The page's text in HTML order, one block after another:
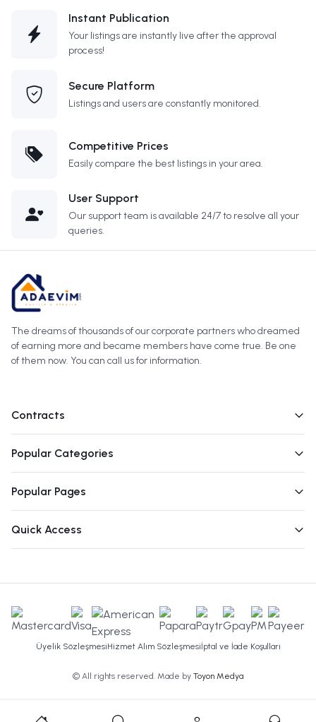
Instant Publication
Your listings are instantly live after the approval
process!
Secure Platform
Listings and users are constantly monitored.
Competitive Prices
Easily compare the best listings in your area.
User Support
Our support team is available 24/7 to resolve all your
queries.
The dreams of thousands of our corporate partners who dreamed
of earning more and became members have come true. Be one
of them now. You can call us for information.
Contracts
Popular Categories
Popular Pages
Quick Access
Üyelik SözleşmesiHizmet Alım Sözleşmesiİptal ve İade Koşulları
© All rights reserved. Made by Toyon Medya